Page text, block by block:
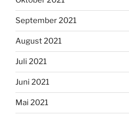
September 2021
August 2021
Juli 2021
Juni 2021
Mai 2021